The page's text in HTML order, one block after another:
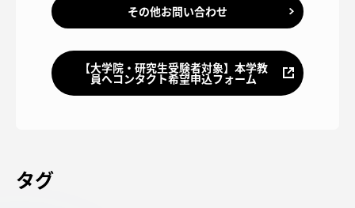
その他お問い合わせ
【大学院・研究生受験者対象】本学教
員へコンタクト希望申込フォーム
タグ